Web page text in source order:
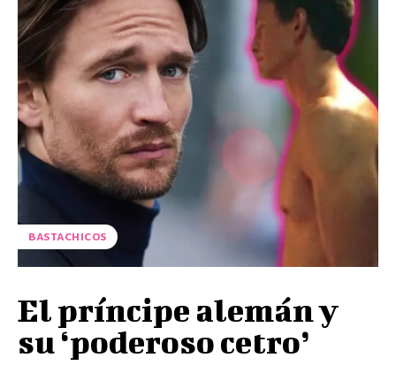
BASTACHICOS
El príncipe alemán y
su ‘poderoso cetro’